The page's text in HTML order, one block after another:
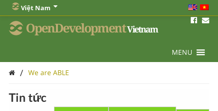
Việt Nam
OpenDevelopmentVietnam
MENU
/ We are ABLE
Tin tức